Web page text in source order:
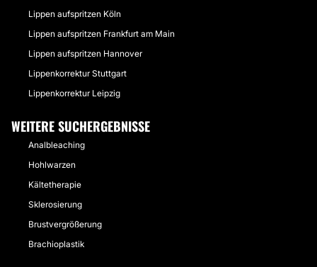
Lippen aufspritzen Köln
Lippen aufspritzen Frankfurt am Main
Lippen aufspritzen Hannover
Lippenkorrektur Stuttgart
Lippenkorrektur Leipzig
WEITERE SUCHERGEBNISSE
Analbleaching
Hohlwarzen
Kältetherapie
Sklerosierung
Brustvergrößerung
Brachioplastik